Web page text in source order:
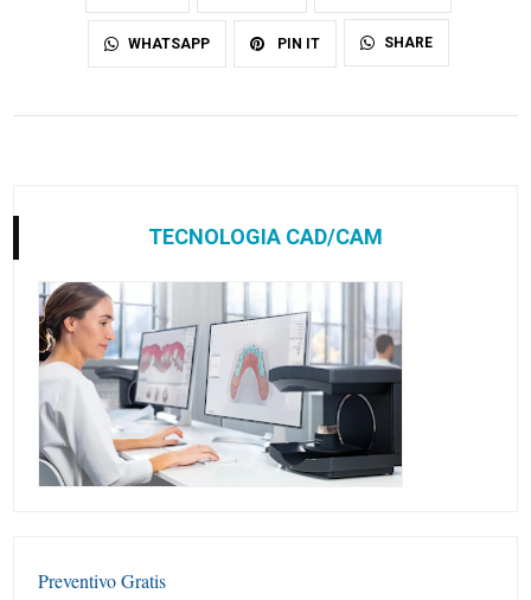
WHATSAPP PIN IT SHARE
TECNOLOGIA CAD/CAM
Preventivo Gratis